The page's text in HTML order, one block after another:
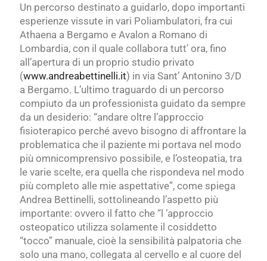
Un percorso destinato a guidarlo, dopo importanti
esperienze vissute in vari Poliambulatori, fra cui
Athaena a Bergamo e Avalon a Romano di
Lombardia, con il quale collabora tutt’ ora, fino
all’apertura di un proprio studio privato
(www.andreabettinelli.it) in via Sant’ Antonino 3/D
a Bergamo. L’ultimo traguardo di un percorso
compiuto da un professionista guidato da sempre
da un desiderio: “andare oltre l’approccio
fisioterapico perché avevo bisogno di affrontare la
problematica che il paziente mi portava nel modo
più omnicomprensivo possibile, e l’osteopatia, tra
le varie scelte, era quella che rispondeva nel modo
più completo alle mie aspettative”, come spiega
Andrea Bettinelli, sottolineando l’aspetto più
importante: ovvero il fatto che “l ‘approccio
osteopatico utilizza solamente il cosiddetto
“tocco” manuale, cioè la sensibilità palpatoria che
solo una mano, collegata al cervello e al cuore del